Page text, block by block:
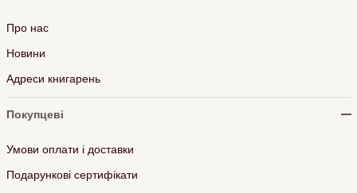
Про нас
Новини
Адреси книгарень
Покупцеві
Умови оплати і доставки
Подарункові сертифікати